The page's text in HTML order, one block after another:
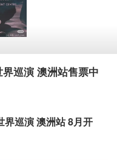
巡演 澳洲站售票中
巡演 澳洲站 8月开